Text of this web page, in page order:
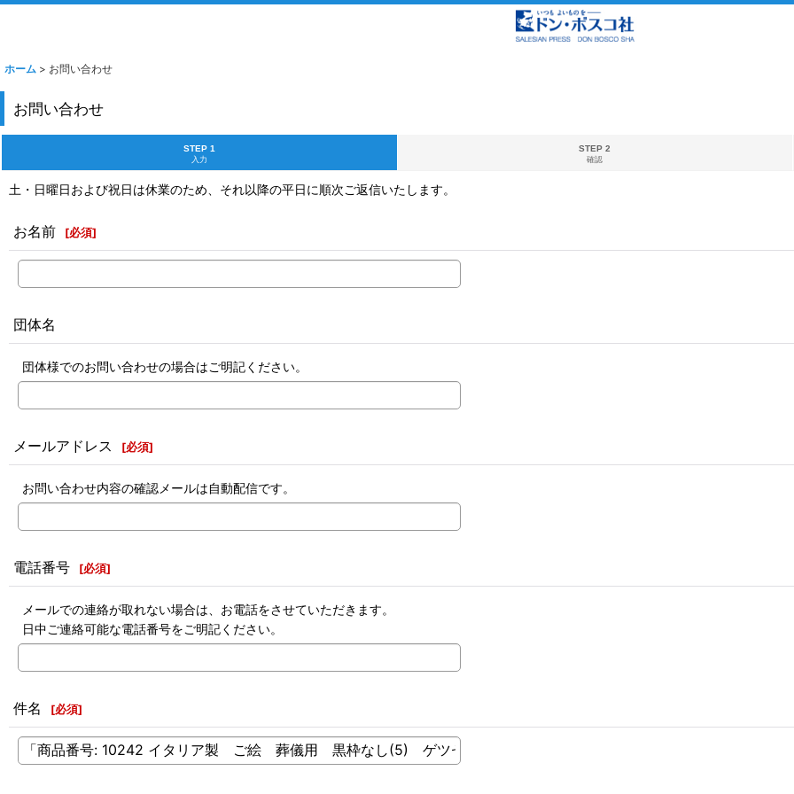
ホーム > お問い合わせ
お問い合わせ
STEP 1
入力
STEP 2
確認
土・日曜日および祝日は休業のため、それ以降の平日に順次ご返信いたします。
お名前 [必須]
団体名
団体様でのお問い合わせの場合はご明記ください。
メールアドレス [必須]
お問い合わせ内容の確認メールは自動配信です。
電話番号 [必須]
メールでの連絡が取れない場合は、お電話をさせていただきます。
日中ご連絡可能な電話番号をご明記ください。
件名 [必須]